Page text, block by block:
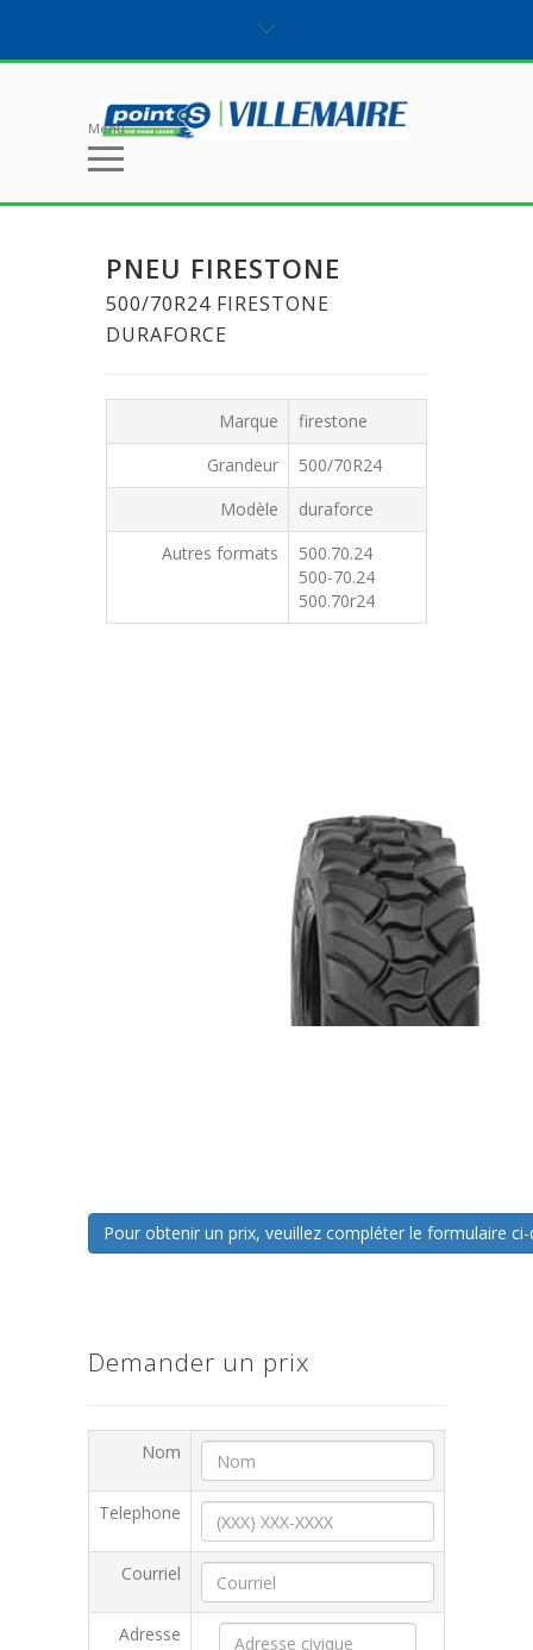
Menu
PNEU FIRESTONE
500/70R24 FIRESTONE
DURAFORCE
Marque
firestone
Grandeur
500/70R24
Modèle
duraforce
Autres formats
500.70.24
500-70.24
500.70r24
Pour obtenir un prix, veuillez compléter le formulaire
Demander un prix
Nom
Telephone
Courriel
Adresse